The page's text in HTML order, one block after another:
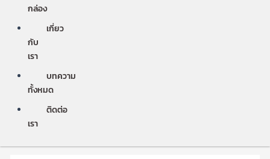
กล่อง
เกี่ยว
กับ
เรา
บทความ
ทั้งหมด
ติดต่อ
เรา